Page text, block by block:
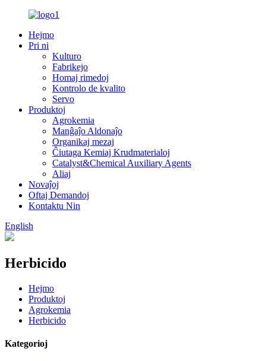
Hejmo
Pri ni
Kulturo
Fabrikejo
Homaj rimedoj
Kontrolo de kvalito
Servo
Produktoj
Agrokemia
Manĝaĵo Aldonaĵo
Organikaj mezaj
Ĉiutaga Kemiaj Krudmaterialoj
Catalyst&Chemical Auxiliary Agents
Aliaj
Novaĵoj
Oftaj Demandoj
Kontaktu Nin
English
Herbicido
Hejmo
Produktoj
Agrokemia
Herbicido
Kategorioj